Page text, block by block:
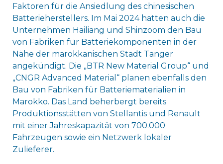
Faktoren für die Ansiedlung des chinesischen
Batterieherstellers. Im Mai 2024 hatten auch die
Unternehmen Hailiang und Shinzoom den Bau
von Fabriken für Batteriekomponenten in der
Nähe der marokkanischen Stadt Tanger
angekündigt. Die „BTR New Material Group“ und
„CNGR Advanced Material“ planen ebenfalls den
Bau von Fabriken für Batteriematerialien in
Marokko. Das Land beherbergt bereits
Produktionsstätten von Stellantis und Renault
mit einer Jahreskapazität von 700.000
Fahrzeugen sowie ein Netzwerk lokaler
Zulieferer.